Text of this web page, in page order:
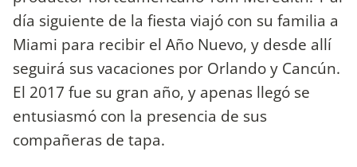
día siguiente de la fiesta viajó con su familia a
Miami para recibir el Año Nuevo, y desde allí
seguirá sus vacaciones por Orlando y Cancún.
El 2017 fue su gran año, y apenas llegó se
entusiasmó con la presencia de sus
compañeras de tapa.